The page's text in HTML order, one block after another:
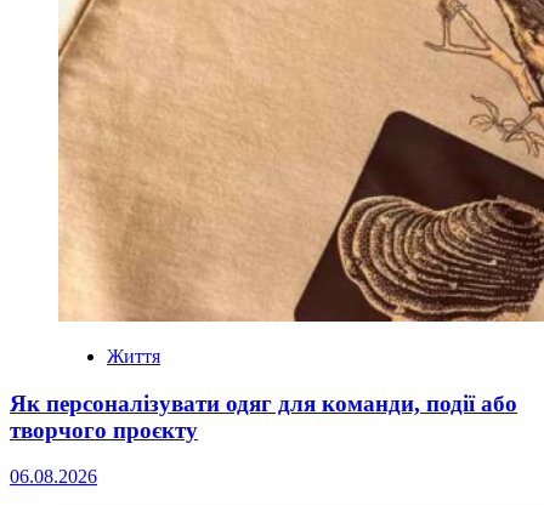
Життя
Як персоналізувати одяг для команди, події або
творчого проєкту
06.08.2026